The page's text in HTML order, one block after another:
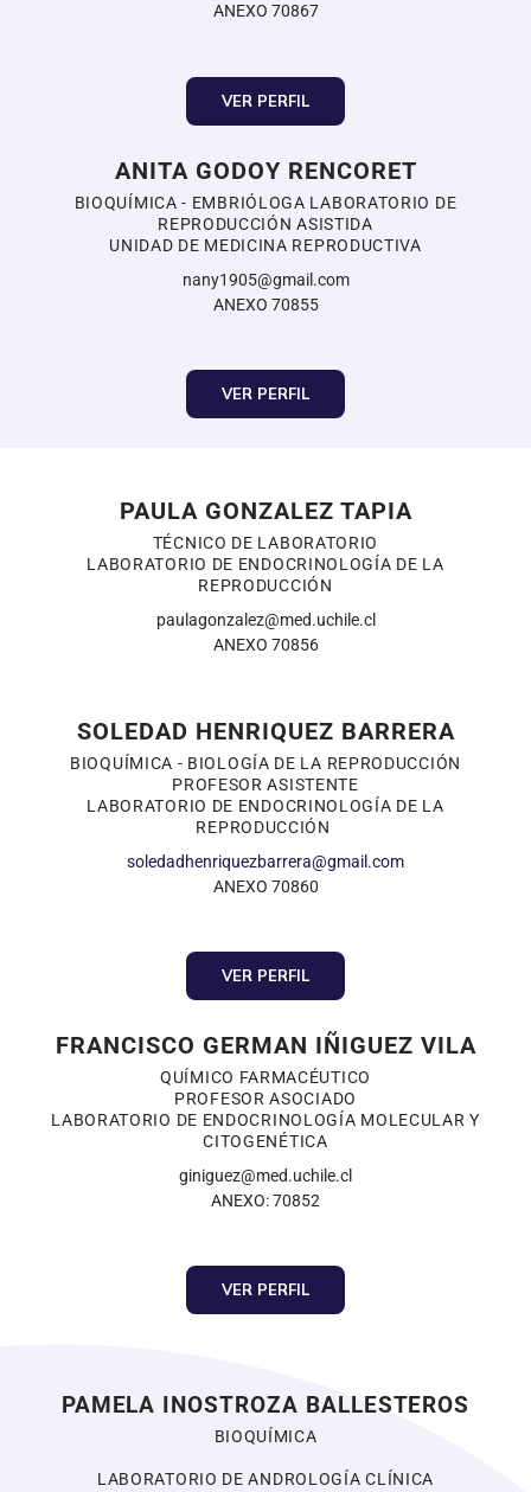
ANEXO 70867
VER PERFIL
ANITA GODOY RENCORET
BIOQUÍMICA - EMBRIÓLOGA LABORATORIO DE
REPRODUCCIÓN ASISTIDA
UNIDAD DE MEDICINA REPRODUCTIVA
nany1905@gmail.com
ANEXO 70855
VER PERFIL
PAULA GONZALEZ TAPIA
TÉCNICO DE LABORATORIO
LABORATORIO DE ENDOCRINOLOGÍA DE LA
REPRODUCCIÓN
paulagonzalez@med.uchile.cl
ANEXO 70856
SOLEDAD HENRIQUEZ BARRERA
BIOQUÍMICA - BIOLOGÍA DE LA REPRODUCCIÓN
PROFESOR ASISTENTE
LABORATORIO DE ENDOCRINOLOGÍA DE LA
REPRODUCCIÓN
soledadhenriquezbarrera@gmail.com
ANEXO 70860
VER PERFIL
FRANCISCO GERMAN IÑIGUEZ VILA
QUÍMICO FARMACÉUTICO
PROFESOR ASOCIADO
LABORATORIO DE ENDOCRINOLOGÍA MOLECULAR Y
CITOGENÉTICA
giniguez@med.uchile.cl
ANEXO: 70852
VER PERFIL
PAMELA INOSTROZA BALLESTEROS
BIOQUÍMICA
LABORATORIO DE ANDROLOGÍA CLÍNICA